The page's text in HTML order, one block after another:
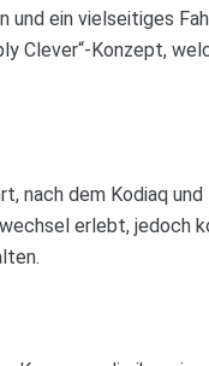
und ein vielseitiges
Clever“-Konzept,
nach dem Kodiaq und
erlebt, jedoch